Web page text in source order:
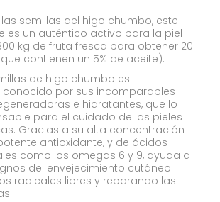
semillas del higo chumbo, este
es un auténtico activo para la piel
kg de fruta fresca para obtener 20
contienen un 5% de aceite).
de higo chumbo es
por sus incomparables
e hidratantes, que lo
para el cuidado de las pieles
Gracias a su alta concentración
antioxidante, y de ácidos
como los omegas 6 y 9, ayuda a
del envejecimiento cutáneo
radicales libres y reparando las